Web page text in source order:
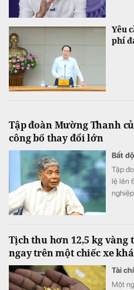
Yêu
phí
Tập đoàn Mường Thanh
công bố thay đổi lớn
Bất
Tập
lệ lên
Tịch thu hơn 12,5 kg vàng
ngay trên một chiếc xe
Tài
Một